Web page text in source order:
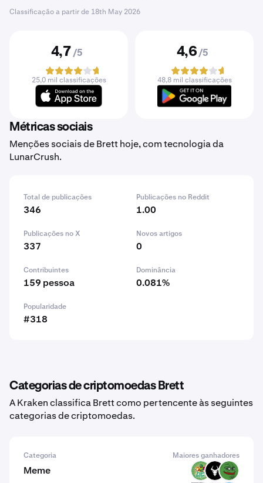
Classificação a partir de 18th May 2026
4,7 /5
25,0 mil classificações
4,6 /5
48,8 mil classificações
Métricas sociais
Menções sociais de Brett hoje, com tecnologia da
LunarCrush.
Total de publicações
346
Publicações no Reddit
1.00
Publicações no X
337
Novos artigos
0
Contribuintes
159 pessoa
Dominância
0.081%
Popularidade
#318
Categorias de criptomoedas Brett
A Kraken classifica Brett como pertencente às seguintes
categorias de criptomoedas.
Categoria Maiores ganhadores
Meme PODGE BULL PEPE